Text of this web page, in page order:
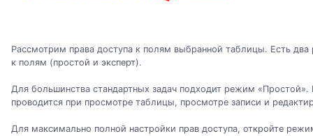
Рассмотрим права доступа к полям выбранной таблицы. Есть
к полям (простой и эксперт).
Для большинства стандартных задач подходит режим «Простой».
проводится при просмотре таблицы, просмотре записи и
Для максимально полной настройки прав доступа, откройте